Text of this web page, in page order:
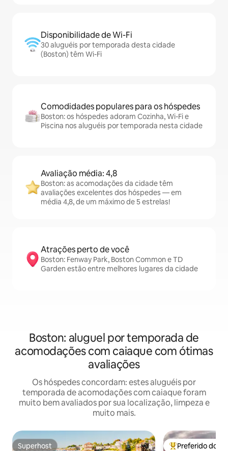
Disponibilidade de Wi-Fi
30 aluguéis por temporada desta cidade
(Boston) têm Wi-Fi
Comodidades populares para os hóspedes
Boston: os hóspedes adoram Cozinha, Wi-Fi e
Piscina nos aluguéis por temporada nesta cidade
Avaliação média: 4,8
Boston: as acomodações da cidade têm
avaliações excelentes dos hóspedes — em
média 4,8, de um máximo de 5 estrelas!
Atrações perto de você
Boston: Fenway Park, Boston Common e TD
Garden estão entre melhores lugares da cidade
Boston: aluguel por temporada de
acomodações com caiaque com ótimas
avaliações
Os hóspedes concordam: estes aluguéis por
temporada de acomodações com caiaque foram
muito bem avaliados por sua localização, limpeza e
muito mais.
Superhost Preferido dos